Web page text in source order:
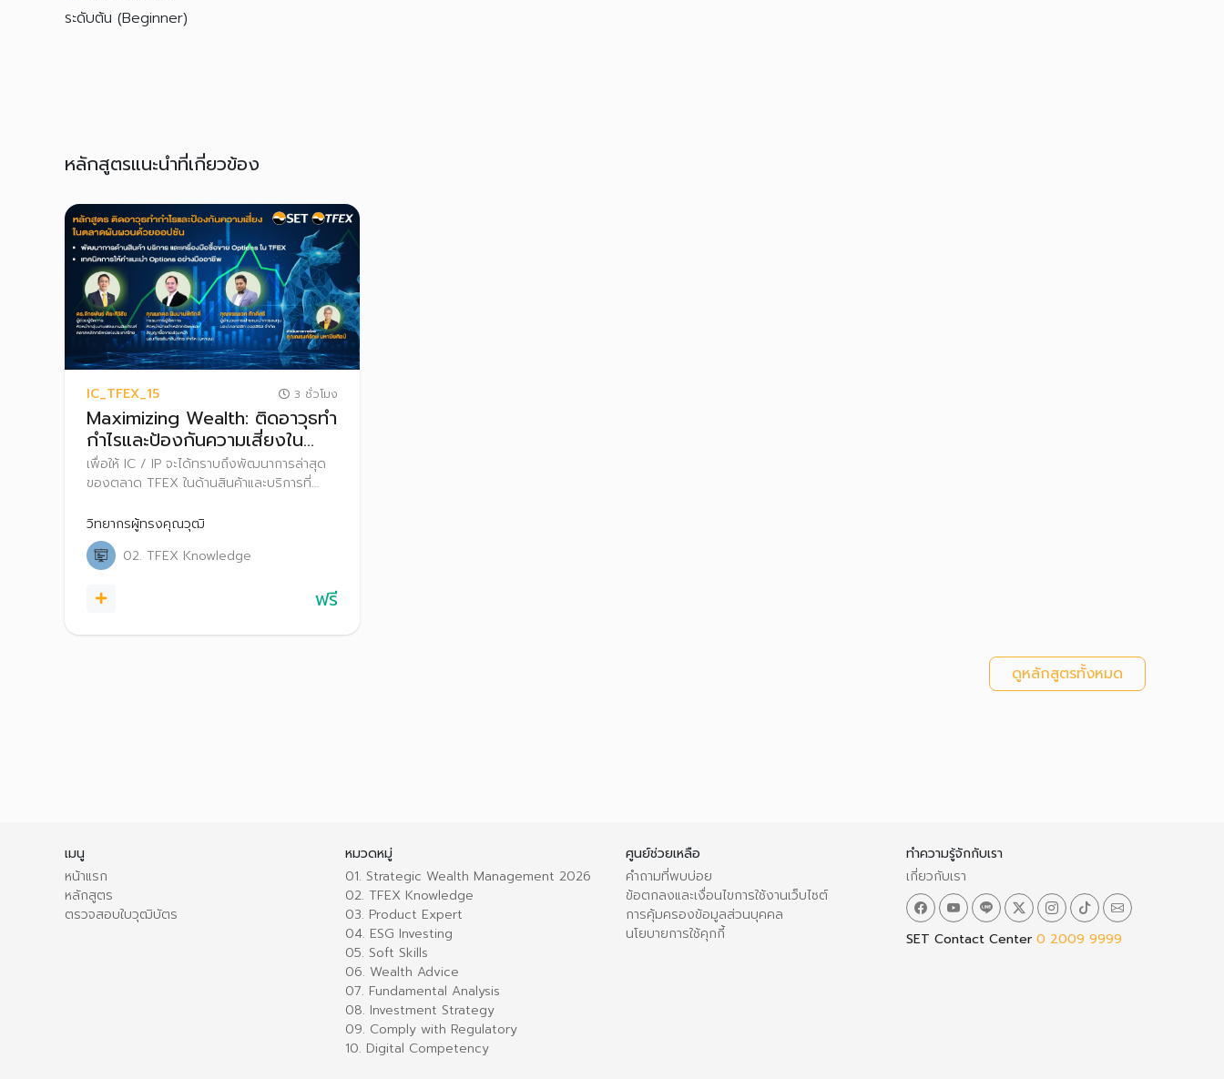
ระดับต้น (Beginner)
หลักสูตรแนะนำที่เกี่ยวข้อง
IC_TFEX_15 3 ชั่วโมง
Maximizing Wealth: ติดอาวุธทำ
กำไรและป้องกันความเสี่ยงใน
ตลาดผันผวนด้วยออปชัน
เพื่อให้ IC / IP จะได้ทราบถึงพัฒนาการล่าสุด
ของตลาด TFEX ในด้านสินค้าและบริการที่
นอกจากนั้นยังได้เรียนรู้การใช้เครื่องมือเสริม
การลงทุน และช่วยสร้างพอร์ตให้แข็งแกร่งได้
ในทุกจังหวะของตลาด
วิทยากรผู้ทรงคุณวุฒิ
02. TFEX Knowledge
ฟรี
ดูหลักสูตรทั้งหมด
เมนู
หน้าแรก
หลักสูตร
ตรวจสอบใบวุฒิบัตร
หมวดหมู่
01. Strategic Wealth Management 2026
02. TFEX Knowledge
03. Product Expert
04. ESG Investing
05. Soft Skills
06. Wealth Advice
07. Fundamental Analysis
08. Investment Strategy
09. Comply with Regulatory
10. Digital Competency
ศูนย์ช่วยเหลือ
คำถามที่พบบ่อย
ข้อตกลงและเงื่อนไขการใช้งานเว็บไซต์
การคุ้มครองข้อมูลส่วนบุคคล
นโยบายการใช้คุกกี้
ทำความรู้จักกับเรา
เกี่ยวกับเรา
SET Contact Center 0 2009 9999